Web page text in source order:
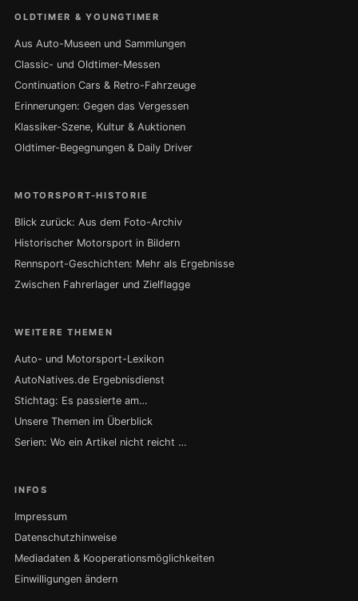
OLDTIMER & YOUNGTIMER
Aus Auto-Museen und Sammlungen
Classic- und Oldtimer-Messen
Continuation Cars & Retro-Fahrzeuge
Erinnerungen: Gegen das Vergessen
Klassiker-Szene, Kultur & Auktionen
Oldtimer-Begegnungen & Daily Driver
MOTORSPORT-HISTORIE
Blick zurück: Aus dem Foto-Archiv
Historischer Motorsport in Bildern
Rennsport-Geschichten: Mehr als Ergebnisse
Zwischen Fahrerlager und Zielflagge
WEITERE THEMEN
Auto- und Motorsport-Lexikon
AutoNatives.de Ergebnisdienst
Stichtag: Es passierte am…
Unsere Themen im Überblick
Serien: Wo ein Artikel nicht reicht …
INFOS
Impressum
Datenschutzhinweise
Mediadaten & Kooperationsmöglichkeiten
Einwilligungen ändern